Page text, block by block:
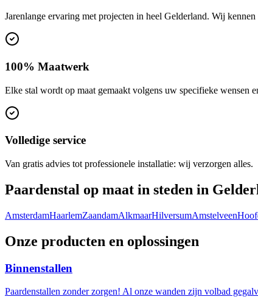
Jarenlange ervaring met projecten in heel Gelderland. Wij
100% Maatwerk
Elke stal wordt op maat gemaakt volgens uw specifieke wensen
Volledige service
Van gratis advies tot professionele installatie: wij verzorgen alles.
Paardenstal op maat in steden in
AmsterdamHaarlemZaandamAlkmaarHilversumAmstelveen
Onze producten en oplossingen
Binnenstallen
Paardenstallen zonder zorgen! Al onze wanden zijn volbad